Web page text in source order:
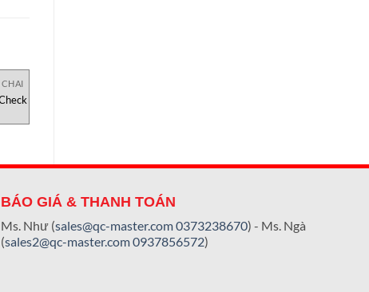
BÁO GIÁ & THANH TOÁN
Ms. Như (sales@qc-master.com0373238670) - Ms. Ngà
(sales2@qc-master.com0937856572)